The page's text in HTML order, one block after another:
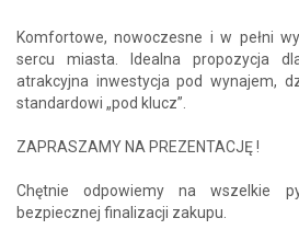
Komfortowe, nowoczesne i w pełni
sercu miasta. Idealna propozycja
atrakcyjna inwestycja pod wynajem,
standardowi „pod klucz”.
ZAPRASZAMY NA PREZENTACJĘ !
Chętnie odpowiemy na wszelkie
bezpiecznej finalizacji zakupu.